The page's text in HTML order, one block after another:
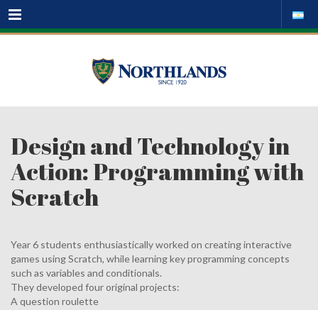
Menu
Design and Technology in
Action: Programming with
Scratch
Year 6 students enthusiastically worked on creating interactive
games using Scratch, while learning key programming concepts
such as variables and conditionals.
They developed four original projects:
A question roulette